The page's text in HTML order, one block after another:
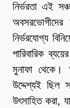
নির্ভরতা এই
অবসরভোগীদের
নির্ভরযোগ্য
পারিবারিক
মুনাফা থেকে।
উদ্দেশ্যই ছিল
উৎসাহিত করা,